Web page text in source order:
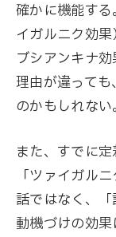
確かに機能す
イガルニク効
ブシアンキナ
理由が違って
のかもしれない。
また、すでに
「ツァイガル
話ではなく、「
動機づけの効